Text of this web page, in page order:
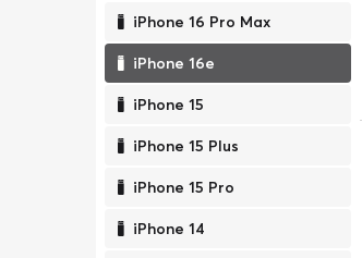
iPhone 16 Pro Max
iPhone 16e
iPhone 15
iPhone 15 Plus
iPhone 15 Pro
iPhone 14